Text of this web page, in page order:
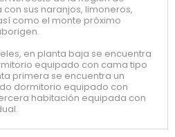
sus naranjos, limoneros,
como el monte próximo
en planta baja se encuentra
equipado con cama tipo
primera se encuentra un
dormitorio equipado con
habitación equipada con